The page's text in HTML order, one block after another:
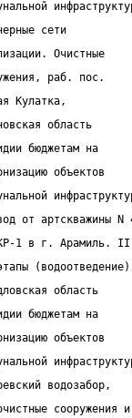
сети
раб.
Кулатка,
область
от
1 в г.
область